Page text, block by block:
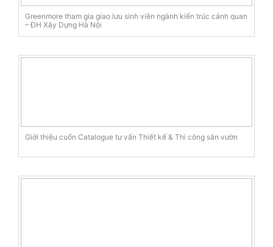
Greenmore tham gia giao lưu sinh viên ngành kiến trúc cảnh quan
– ĐH Xây Dựng Hà Nội
Giới thiệu cuốn Catalogue tư vấn Thiết kế & Thi công sân vườn